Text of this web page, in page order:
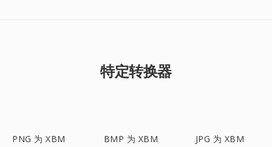
特定转换器
PNG 为 XBM BMP 为 XBM JPG 为 XBM